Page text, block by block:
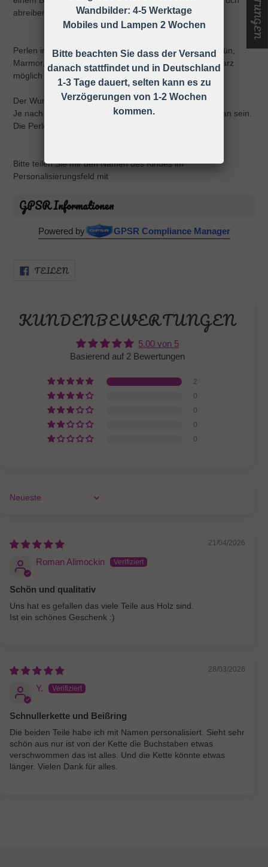
abreiben.
Perlen in hellblau, dunkelblau, türkis, grau, weiß, mintgrün,
Marmor, froschgrün, rosa, pink, lila, flieder, beige, schwarz
möglich
Der Wunschname kann bis zu 10 Buchstaben haben.
Je nach Länge des Namens, werden weniger Perlen dran sein.
Die Perlen sind aus silikon, zum Beißen geeignet.
Bitte teilen Sie mir den Namen des Kindes im
Personalisierungsfeld mit
GPSR Informationen
Powered by GPSR Compliance Manager
TEILENFACEBOOK
KUNDENBEWERTUNGEN
5.00 von 5
Basierend auf 2 Bewertungen
2
0
0
0
0
Sort by
21/04/2026
Roman Alimockin
Schön und qualitativ
Uns hat es gefallen das viele Teile aus Holz sind.
Ist ein schönes Geschenk :)
28/03/2026
Y.
Schnullerkette und Beißring
Die beiden Teile habe ich mit Namen personalisiert. Sieht sehr
schön aus nur ist von der Kette die Buchstaben etwas
verschwommen das ist alles. Und die Kette könnte etwas
länger. Vielen Dank für alles.
Wandbilder: 4-5 Werktage
Mobiles und Lampen 2 Wochen
Bitte beachten Sie dass der Versand
danach stattfindet und in Deutschland
1-3 Tage dauert, selten kann es zu
Verzögerungen von 1-2 Wochen
kommen.